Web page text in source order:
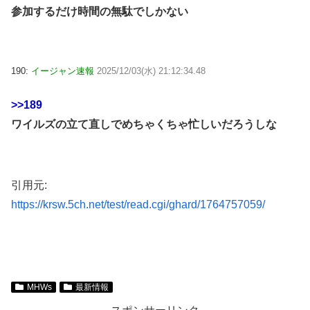
参加するだけ時間の無駄でしかない
190: イージャン速報 2025/12/03(水) 21:12:34.48
>>189
ワイルズの立て直しでめちゃくちゃ忙しいだろうしな
引用元:
https://krsw.5ch.net/test/read.cgi/ghard/1764757059/
MHWs 最新情報